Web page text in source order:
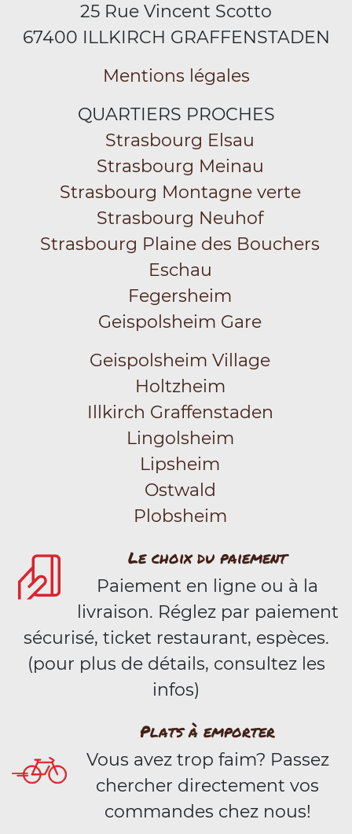
25 Rue Vincent Scotto
67400 ILLKIRCH GRAFFENSTADEN
Mentions légales
QUARTIERS PROCHES
Strasbourg Elsau
Strasbourg Meinau
Strasbourg Montagne verte
Strasbourg Neuhof
Strasbourg Plaine des Bouchers
Eschau
Fegersheim
Geispolsheim Gare
Geispolsheim Village
Holtzheim
Illkirch Graffenstaden
Lingolsheim
Lipsheim
Ostwald
Plobsheim
Le choix du paiement
Paiement en ligne ou à la
livraison. Réglez par paiement
sécurisé, ticket restaurant, espèces.
(pour plus de détails, consultez les
infos)
Plats à emporter
Vous avez trop faim? Passez
chercher directement vos
commandes chez nous!